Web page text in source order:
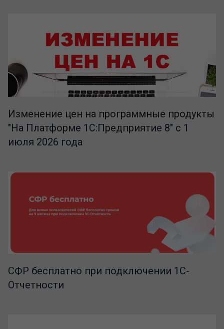
Изменение цен на программные продукты
"На Платформе 1С:Предприятие 8" с 1
июля 2026 года
СФР бесплатно при подключении 1С-
Отчетности